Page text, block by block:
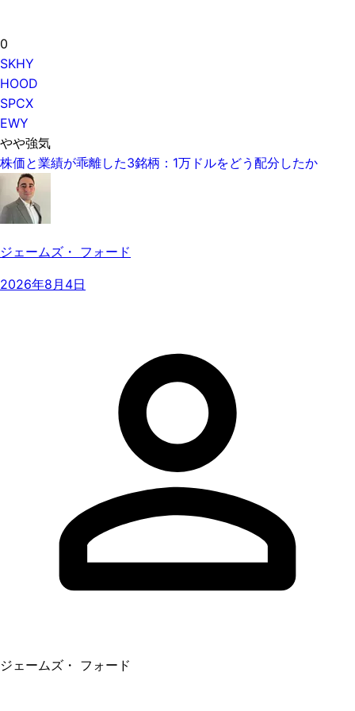
0
SKHY
HOOD
SPCX
EWY
やや強気
株価と業績が乖離した3銘柄：1万ドルをどう配分したか
ジェームズ・ フォード
2026年8月4日
ジェームズ・ フォード